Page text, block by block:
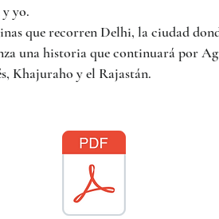
yo.
que recorren Delhi, la ciudad
una historia que continuará por
Khajuraho y el Rajastán.